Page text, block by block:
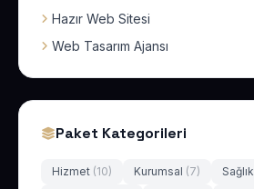
Hazır Web Sitesi
Web Tasarım Ajansı
Paket Kategorileri
Hizmet (10) Kurumsal (7) Sağlık